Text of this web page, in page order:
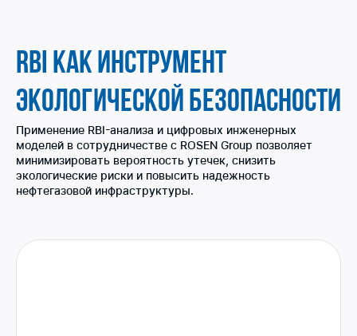
RBI КАК ИНСТРУМЕНТ
ЭКОЛОГИЧЕСКОЙ БЕЗОПАСНОСТИ
Применение RBI-анализа и цифровых инженерных
моделей в сотрудничестве с ROSEN Group позволяет
минимизировать вероятность утечек, снизить
экологические риски и повысить надежность
нефтегазовой инфраструктуры.